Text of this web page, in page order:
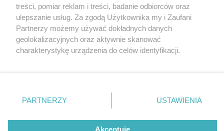
Nie zapomnij
zapoznać się z:
polityką prywatności regulamin korzystania z portali
Twojemiasto
Piekary Śląskie
Chorzów
Tarnowskie Góry
Gliwice
Skontakuj sięz nami
Kontakt
Wydawca
Redakcja
treści, pomiar reklam i treści, badanie odbiorców oraz
ulepszanie usług. Za zgodą Użytkownika my i Zaufani
Partnerzy możemy używać dokładnych danych
geolokalizacyjnych oraz aktywnie skanować
charakterystykę urządzenia do celów identyfikacji.
zmienić/wycofać klikając przycisk ustawień prywatności
znajdujący się w lewym dolnym rogu strony
rodzaje przetwarzania danych nie wymagają zgody
użytkownika, ale masz prawo sprzeciwić się takiemu
PARTNERZY USTAWIENIA
Akceptuję